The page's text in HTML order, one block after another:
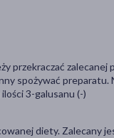
przekraczać zalecanej
spożywać preparatu.
3-galusanu (-)
diety. Zalecany